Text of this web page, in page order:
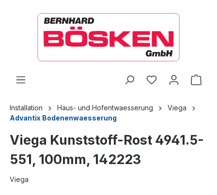
Installation Haus- und Hofentwaesserung
Viega
Advantix Bodenenwaesserung
Viega Kunststoff-Rost 4941.5-
551, 100mm, 142223
Viega